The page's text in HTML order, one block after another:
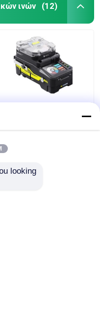
ινών (12)
εξοπλισμός
συνδετήρα DA-PM100
για 5G
looking